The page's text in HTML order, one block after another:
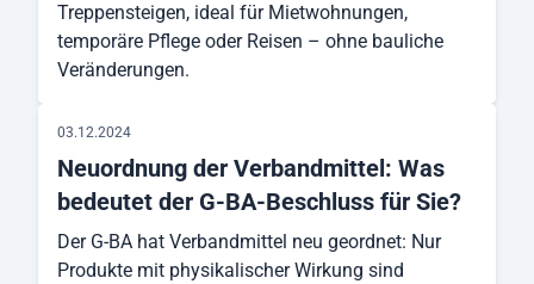
Treppensteigen, ideal für Mietwohnungen,
temporäre Pflege oder Reisen – ohne bauliche
Veränderungen.
03.12.2024
Neuordnung der Verbandmittel: Was
bedeutet der G-BA-Beschluss für Sie?
Der G-BA hat Verbandmittel neu geordnet: Nur
Produkte mit physikalischer Wirkung sind